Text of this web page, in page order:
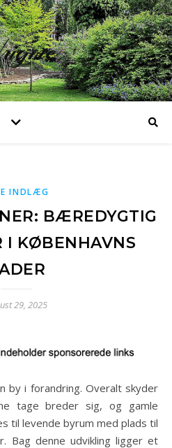
INDLÆG
BÆREDYGTIG
I KØBENHAVNS
29, 2025
tage breder sig, og gamle
til levende byrum med plads til
Bag denne udvikling ligger et